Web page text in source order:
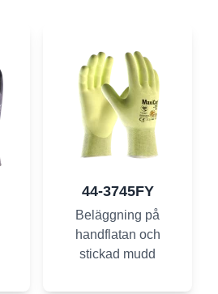
44-3745FY
Beläggning på
handflatan och
stickad mudd